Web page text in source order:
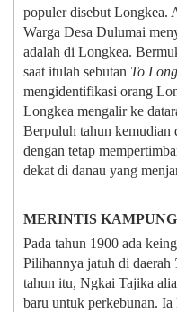
populer disebut Longkea.
Warga Desa Dulumai
adalah di Longkea.
saat itulah sebutan To
mengidentifikasi orang
Longkea mengalir ke
Berpuluh tahun kemudian
dengan tetap
dekat di danau yang
MERINTIS
Pada tahun 1900 ada
Pilihannya jatuh di daerah
tahun itu, Ngkai Tajika
baru untuk perkebunan.